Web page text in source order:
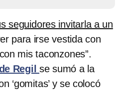
seguidores invitarla a un
para irse vestida con
mis taconzones”.
Regilse sumó a la
‘gomitas’ y se colocó